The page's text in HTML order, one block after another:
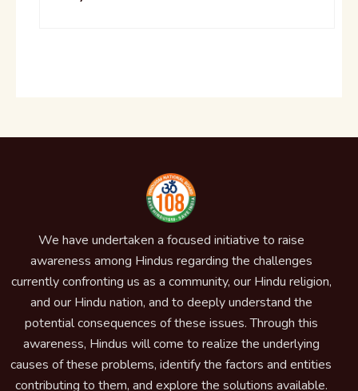
We have undertaken a focused initiative to raise
awareness among Hindus regarding the challenges
currently confronting us as a community, our Hindu religion,
and our Hindu nation, and to deeply understand the
potential consequences of these issues. Through this
awareness, Hindus will come to realize the underlying
causes of these problems, identify the factors and entities
contributing to them, and explore the solutions available.